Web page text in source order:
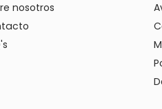
nosotros